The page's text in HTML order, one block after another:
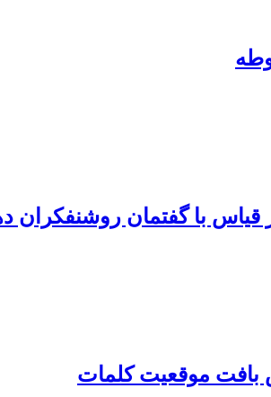
قیاس با گفتمان
بافت موقعیت کلمات